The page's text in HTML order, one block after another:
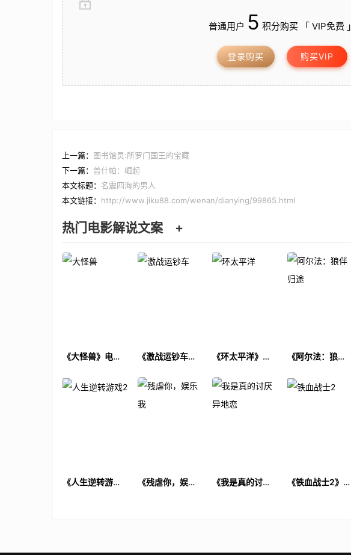
普通用户 5 积分购买 「 VIP免费 」
登录购买 购买VIP
上一篇： 图书馆员:所罗门国王的宝藏
下一篇： 普什帕：崛起
本文标题： 名震四海的男人
本文链接： http://www.jiku88.com/wenan/dianying/99865.html
热门电影解说文案 +
《大怪兽》电影
《激战运钞车》
《环太平洋》电
《阿尔法：狼伴
文案
《人生逆转游戏
《残虐你，娱乐
《我是真的讨厌
《铁血战士2》电